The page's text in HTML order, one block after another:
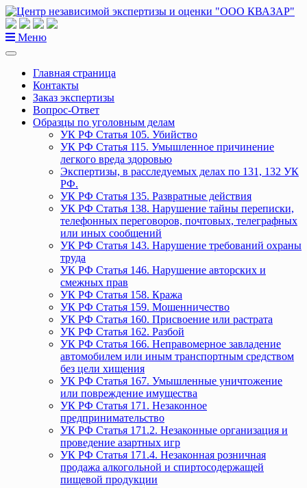
Перейти
к
содержанию
Меню
Главная страница
Контакты
Заказ экспертизы
Вопрос-Ответ
Образцы по уголовным делам
УК РФ Статья 105. Убийство
УК РФ Статья 115. Умышленное причинение
легкого вреда здоровью
Экспертизы, в расследуемых делах по 131, 132 УК
РФ.
УК РФ Статья 135. Развратные действия
УК РФ Статья 138. Нарушение тайны переписки,
телефонных переговоров, почтовых, телеграфных
или иных сообщений
УК РФ Статья 143. Нарушение требований охраны
труда
УК РФ Статья 146. Нарушение авторских и
смежных прав
УК РФ Статья 158. Кража
УК РФ Статья 159. Мошенничество
УК РФ Статья 160. Присвоение или растрата
УК РФ Статья 162. Разбой
УК РФ Статья 166. Неправомерное завладение
автомобилем или иным транспортным средством
без цели хищения
УК РФ Статья 167. Умышленные уничтожение
или повреждение имущества
УК РФ Статья 171. Незаконное
предпринимательство
УК РФ Статья 171.2. Незаконные организация и
проведение азартных игр
УК РФ Статья 171.4. Незаконная розничная
продажа алкогольной и спиртосодержащей
пищевой продукции